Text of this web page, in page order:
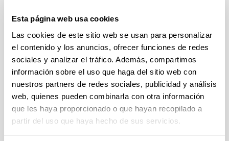
Esta página web usa cookies
Las cookies de este sitio web se usan para personalizar
el contenido y los anuncios, ofrecer funciones de redes
sociales y analizar el tráfico. Además, compartimos
información sobre el uso que haga del sitio web con
nuestros partners de redes sociales, publicidad y análisis
web, quienes pueden combinarla con otra información
que les haya proporcionado o que hayan recopilado a
partir del uso que haya hecho de sus servicios.
extranjero 2023 "José Castillejo"
para jóvenes doctores y "Salvador
de Madariaga" para profesores e
investigadores sénior (MECD)
Movilidad
Sin trámite abierto (Plazo de presentación de
solicitudes: 17/01/2024 - 07/02/2024)
El plazo de presentación de solicitudes finaliza el
07/02/2024, a las 14:00